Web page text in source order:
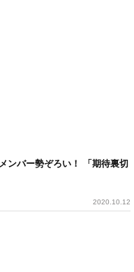
ンバー勢ぞろい！ 「期待裏切
2020.10.12